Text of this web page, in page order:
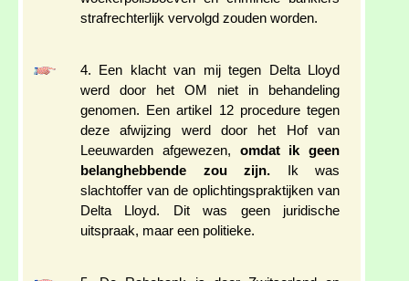
strafrechterlijk vervolgd zouden worden.
4. Een klacht van mij tegen Delta Lloyd
werd door het OM niet in behandeling
genomen. Een artikel 12 procedure tegen
deze afwijzing werd door het Hof van
Leeuwarden afgewezen, omdat ik geen
belanghebbende zou zijn. Ik was
slachtoffer van de oplichtingspraktijken van
Delta Lloyd. Dit was geen juridische
uitspraak, maar een politieke.